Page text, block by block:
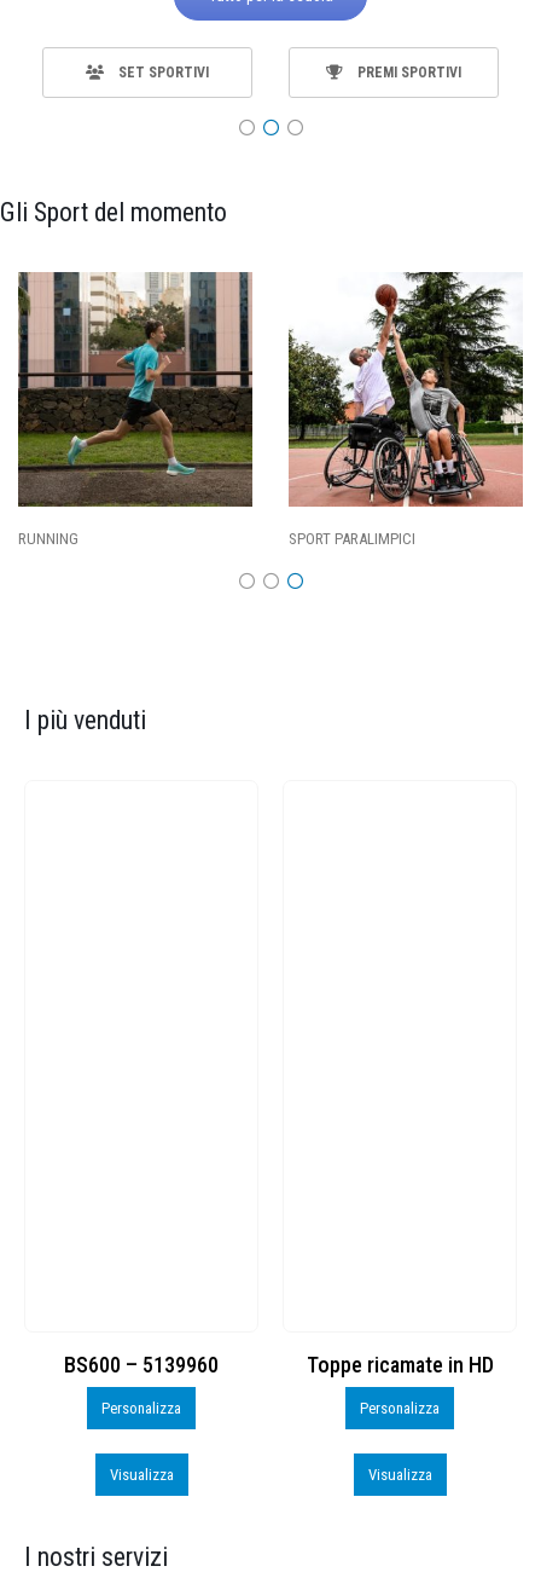
SET SPORTIVI PREMI SPORTIVI
Gli Sport del momento
RUNNING SPORT PARALIMPICI
I più venduti
BS600 – 5139960
Personalizza
Visualizza
Toppe ricamate in HD
Personalizza
Visualizza
I nostri servizi